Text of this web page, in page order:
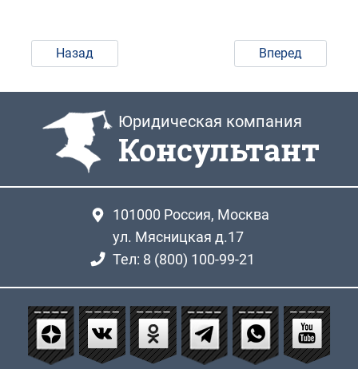
Назад Вперед
Юридическая компания
Консультант
101000 Россия, Москва
ул. Мясницкая д.17
Тел: 8 (800) 100-99-21